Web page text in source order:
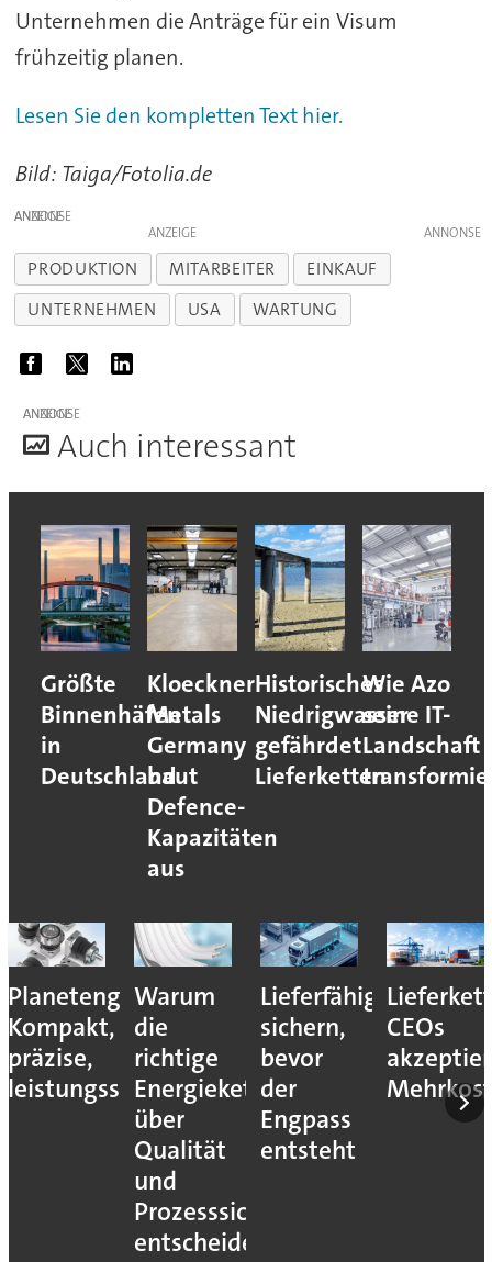
Unternehmen die Anträge für ein Visum
frühzeitig planen.
Lesen Sie den kompletten Text hier.
Bild: Taiga/Fotolia.de
ANZEIGE
ANZEIGE
PRODUKTION MITARBEITER
EINKAUF
UNTERNEHMEN
USA WARTUNG
ANZEIGE
Auch interessant
Größte
Binnenhäfen
in
Deutschland
Kloeckner
Metals
Germany
baut
Defence-
Kapazitäten
aus
Historisches
Niedrigwasser
gefährdet
Lieferketten
Wie Azo
seine IT-
Landschaft
Planetengetriebe:
Kompakt,
präzise,
leistungsstark
Warum
die
richtige
Energiekette
über
Qualität
und
Prozesssicherheit
entscheidet
Lieferfähigkeit
sichern,
bevor
der
Engpass
entsteht
CEOs